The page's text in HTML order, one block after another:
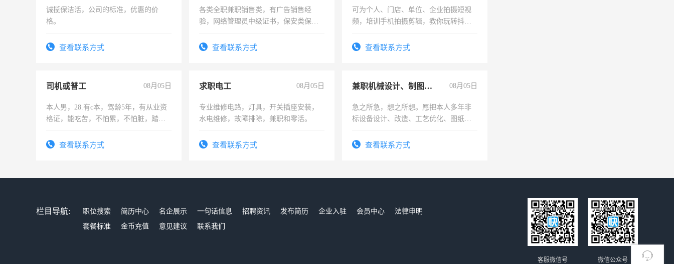
诚揽保洁活，公司的标准，优惠的价
格。
查看联系方式
各类全职兼职销售类，有广告销售经
验，网络管理员中级证书，保安类保安
有高低压电工证和十几年工作经验
查看联系方式
可为个人、门店、单位、企业拍摄短视
频，培训手机拍摄剪辑，教你玩转抖音
频，培训手机拍摄剪辑，教你玩转抖
查看联系方式
司机或普工 08月05日
本人男，28.有c本，驾龄5年，有从业资
格证，能吃苦，不怕累，不怕脏，踏
查看联系方式
求职电工 08月05日
专业维修电路，灯具，开关插座安装，
水电维修，故障排除，兼职和零活。
查看联系方式
兼职机械设计、制图、设备改造 08月05日
急之所急，想之所想。愿把本人多年非
标设备设计、改造、工艺优化、图纸制
结识有识之士，共享未来。
查看联系方式
栏目导航: 职位搜索 简历中心 名企展示 一句话信息 招聘资讯 发布简历 企业入驻 会员中心
法律申明
套餐标准
金币充值 意见建议 联系我们
微信公众号
客服微信号